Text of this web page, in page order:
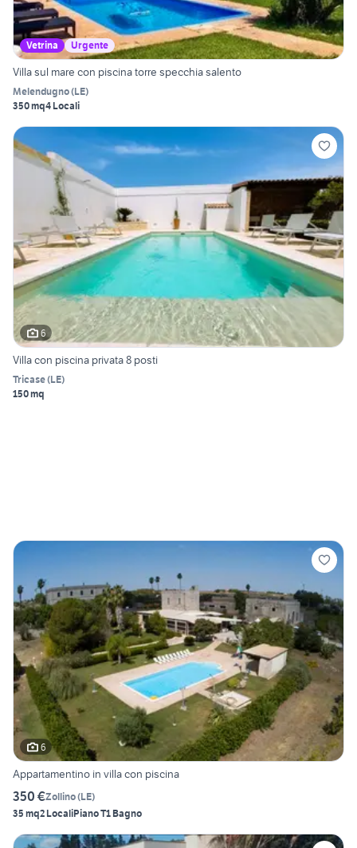
Vetrina Urgente
Villa sul mare con piscina torre specchia salento
Melendugno(LE)
350 mq4 Locali
6
Villa con piscina privata 8 posti
Tricase(LE)
150 mq
6
Appartamentino in villa con piscina
350 €Zollino(LE)
35 mq2 LocaliPiano T1 Bagno